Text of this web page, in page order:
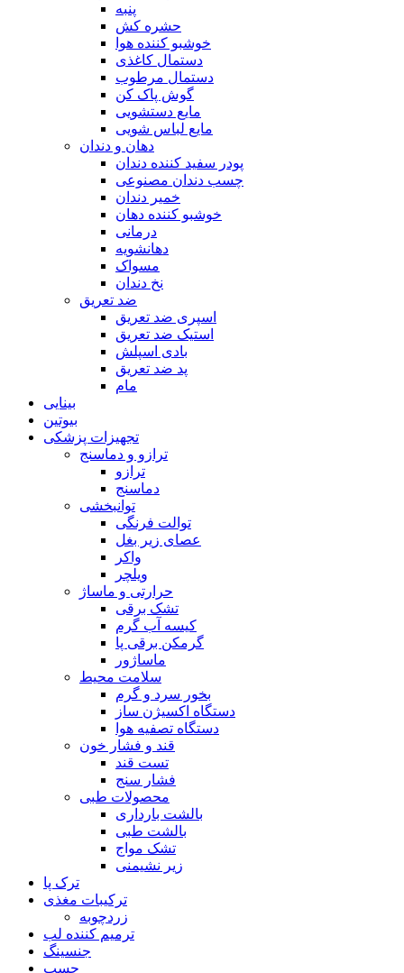
پنبه
حشره کش
خوشبو کننده هوا
دستمال کاغذی
دستمال مرطوب
گوش پاک کن
مایع دستشویی
مایع لباس شویی
دهان و دندان
پودر سفید کننده دندان
چسب دندان مصنوعی
خمیر دندان
خوشبو کننده دهان
درمانی
دهانشویه
مسواک
نخ دندان
ضد تعریق
اسپری ضد تعریق
استیک ضد تعریق
بادی اسپلش
پد ضد تعریق
مام
بینایی
بیوتین
تجهیزات پزشکی
ترازو و دماسنج
ترازو
دماسنج
توانبخشی
توالت فرنگی
عصای زیر بغل
واکر
ویلچر
حرارتی و ماساژ
تشک برقی
کیسه آب گرم
گرمکن برقی پا
ماساژور
سلامت محیط
بخور سرد و گرم
دستگاه اکسیژن ساز
دستگاه تصفیه هوا
قند و فشار خون
تست قند
فشار سنج
محصولات طبی
بالشت بارداری
بالشت طبی
تشک مواج
زیر نشیمنی
ترک پا
ترکیبات مغذی
زردچوبه
ترمیم کننده لب
جنسینگ
چسب